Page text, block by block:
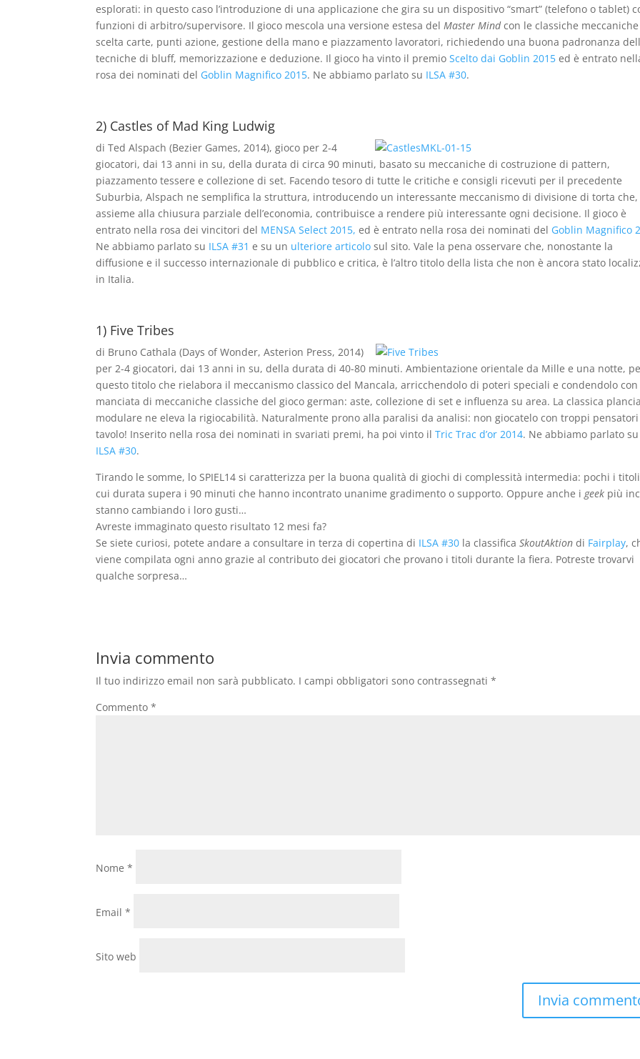
esplorati: in questo caso l’introduzione di una applicazione che gira su un dispositivo “smart” (telefono o tablet)
funzioni di arbitro/supervisore. Il gioco mescola una versione estesa delMaster Mindcon le classiche
scelta carte, punti azione, gestione della mano e piazzamento lavoratori, richiedendo una buona padronanza
tecniche di bluff, memorizzazione e deduzione. Il gioco ha vinto il premioScelto dai Goblin 2015 ed è entrato
rosa dei nominati del Goblin Magnifico 2015. Ne abbiamo parlato su ILSA #30.
2) Castles of Mad King Ludwig
di Ted Alspach (Bezier Games, 2014), gioco per 2-4
giocatori, dai 13 anni in su, della durata di circa 90 minuti, basato su meccaniche di costruzione di pattern,
piazzamento tessere e collezione di set. Facendo tesoro di tutte le critiche e consigli ricevuti per il precedente
Suburbia, Alspach ne semplifica la struttura, introducendo un interessante meccanismo di divisione di torta che,
assieme alla chiusura parziale dell’economia, contribuisce a rendere più interessante ogni decisione. Il gioco è
entrato nella rosa dei vincitori del MENSA Select 2015, ed è entrato nella rosa dei nominati del Goblin Magnifico
Ne abbiamo parlato su ILSA #31 e su un ulteriore articolo sul sito. Vale la pena osservare che, nonostante la
diffusione e il successo internazionale di pubblico e critica, è l’altro titolo della lista che non è ancora stato
in Italia.
1) Five Tribes
di Bruno Cathala (Days of Wonder, Asterion Press, 2014)
per 2-4 giocatori, dai 13 anni in su, della durata di 40-80 minuti. Ambientazione orientale da Mille e una notte,
questo titolo che rielabora il meccanismo classico del Mancala, arricchendolo di poteri speciali e condendolo con
manciata di meccaniche classiche del gioco german: aste, collezione di set e influenza su area. La classica plancia
modulare ne eleva la rigiocabilità. Naturalmente prono alla paralisi da analisi: non giocatelo con troppi pensatori
tavolo! Inserito nella rosa dei nominati in svariati premi, ha poi vinto ilTric Trac d’or 2014. Ne abbiamo parlato su
ILSA #30.
Tirando le somme, lo SPIEL14 si caratterizza per la buona qualità di giochi di complessità intermedia: pochi i
cui durata supera i 90 minuti che hanno incontrato unanime gradimento o supporto. Oppure anche igeek più
stanno cambiando i loro gusti…
Avreste immaginato questo risultato 12 mesi fa?
Se siete curiosi, potete andare a consultare in terza di copertina di ILSA #30 la classificaSkoutAktion di Fairplay,
viene compilata ogni anno grazie al contributo dei giocatori che provano i titoli durante la fiera. Potreste trovarvi
qualche sorpresa…
Invia commento
Il tuo indirizzo email non sarà pubblicato. I campi obbligatori sono contrassegnati*
Commento*
Nome*
Email*
Sito web